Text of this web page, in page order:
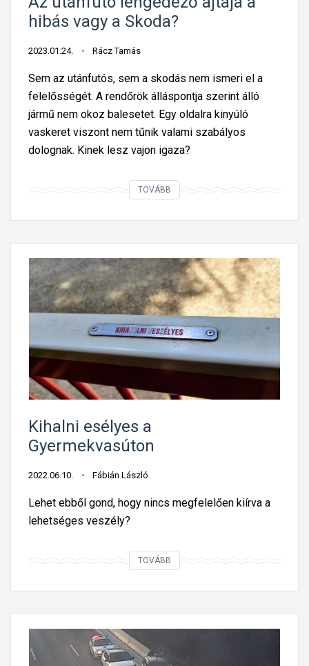
hibás vagy a Skoda?
2023.01.24. Rácz Tamás
Sem az utánfutós, sem a skodás nem ismeri el a
felelősségét. A rendőrök álláspontja szerint álló
jármű nem okoz balesetet. Egy oldalra kinyúló
vaskeret viszont nem tűnik valami szabályos
dolognak. Kinek lesz vajon igaza?
TOVÁBB
u
t
á
n
f
u
t
ó
l
n
Kihalni esélyes a
Gyermekvasúton
2022.06.10. Fábián László
Lehet ebből gond, hogy nincs megfelelően kiírva a
lehetséges veszély?
TOVÁBB
h
a
l